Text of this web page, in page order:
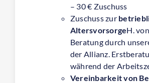
– 30 € Zuschuss
Zuschuss zur
AltersvorsorgeH.
Beratung durch
der Allianz.
während der
Vereinbarkeit von